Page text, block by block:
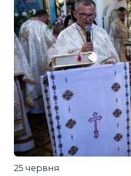
25 червня